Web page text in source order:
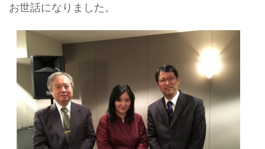
お世話になりました。